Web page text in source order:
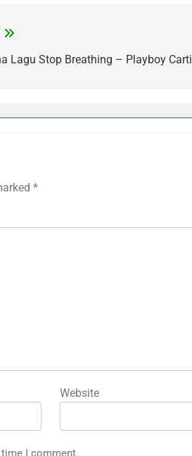
Lagu Stop Breathing – Playboy Carti
*
Website
I comment.